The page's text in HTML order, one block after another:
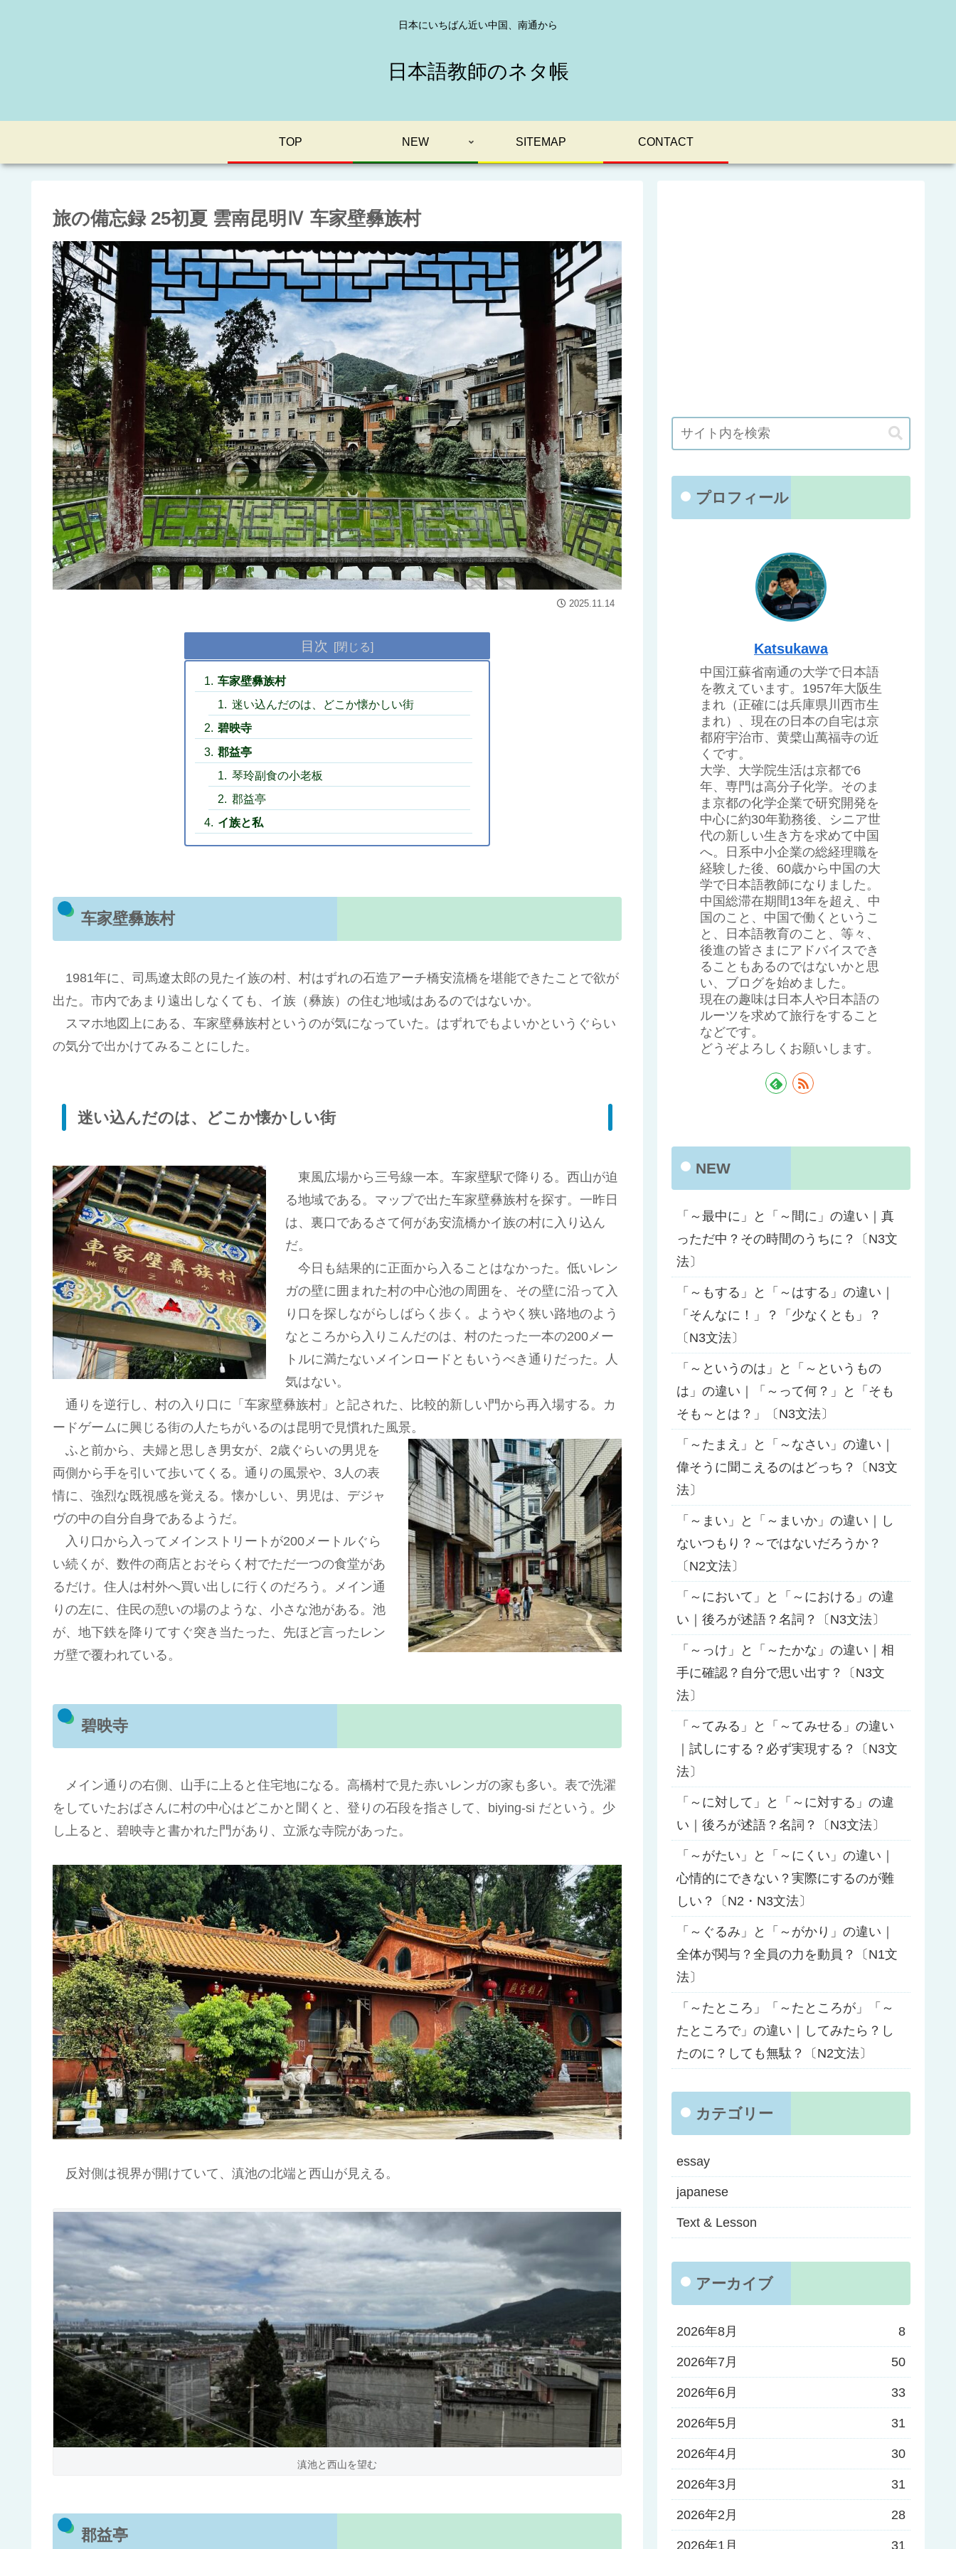
日本にいちばん近い中国、南通から
日本語教師のネタ帳
TOP NEW SITEMAP CONTACT
旅の備忘録 25初夏 雲南昆明Ⅳ 车家壁彝族村
2025.11.14
目次
车家壁彝族村
迷い込んだのは、どこか懐かしい街
碧映寺
郡益亭
琴玲副食の小老板
郡益亭
イ族と私
车家壁彝族村
1981年に、司馬遼太郎の見たイ族の村、村はずれの石造アーチ橋安流橋を堪能できたことで欲が
出た。市内であまり遠出しなくても、イ族（彝族）の住む地域はあるのではないか。
スマホ地図上にある、车家壁彝族村というのが気になっていた。はずれでもよいかというぐらい
の気分で出かけてみることにした。
迷い込んだのは、どこか懐かしい街
東風広場から三号線一本。车家壁駅で降りる。西山が迫
る地域である。マップで出た车家壁彝族村を探す。一昨日
は、裏口であるさて何があ安流橋かイ族の村に入り込ん
だ。
今日も結果的に正面から入ることはなかった。低いレン
ガの壁に囲まれた村の中心池の周囲を、その壁に沿って入
り口を探しながらしばらく歩く。ようやく狭い路地のよう
なところから入りこんだのは、村のたった一本の200メー
トルに満たないメインロードともいうべき通りだった。人
気はない。
通りを逆行し、村の入り口に「车家壁彝族村」と記された、比較的新しい門から再入場する。カ
ードゲームに興じる街の人たちがいるのは昆明で見慣れた風景。
ふと前から、夫婦と思しき男女が、2歳ぐらいの男児を
両側から手を引いて歩いてくる。通りの風景や、3人の表
情に、強烈な既視感を覚える。懐かしい、男児は、デジャ
ヴの中の自分自身であるようだ。
入り口から入ってメインストリートが200メートルぐら
い続くが、数件の商店とおそらく村でただ一つの食堂があ
るだけ。住人は村外へ買い出しに行くのだろう。メイン通
りの左に、住民の憩いの場のような、小さな池がある。池
が、地下鉄を降りてすぐ突き当たった、先ほど言ったレン
ガ壁で覆われている。
碧映寺
メイン通りの右側、山手に上ると住宅地になる。高橋村で見た赤いレンガの家も多い。表で洗濯
をしていたおばさんに村の中心はどこかと聞くと、登りの石段を指さして、biying-si だという。少
し上ると、碧映寺と書かれた門があり、立派な寺院があった。
反対側は視界が開けていて、滇池の北端と西山が見える。
滇池と西山を望む
郡益亭
プロフィール
Katsukawa
中国江蘇省南通の大学で日本語
を教えています。1957年大阪生
まれ（正確には兵庫県川西市生
まれ）、現在の日本の自宅は京
都府宇治市、黄檗山萬福寺の近
くです。
大学、大学院生活は京都で6
年、専門は高分子化学。そのま
ま京都の化学企業で研究開発を
中心に約30年勤務後、シニア世
代の新しい生き方を求めて中国
へ。日系中小企業の総経理職を
経験した後、60歳から中国の大
学で日本語教師になりました。
中国総滞在期間13年を超え、中
国のこと、中国で働くというこ
と、日本語教育のこと、等々、
後進の皆さまにアドバイスでき
ることもあるのではないかと思
い、ブログを始めました。
現在の趣味は日本人や日本語の
ルーツを求めて旅行をすること
などです。
どうぞよろしくお願いします。
NEW
「～最中に」と「～間に」の違い｜真
っただ中？その時間のうちに？〔N3文
法〕
「～もする」と「～はする」の違い｜
「そんなに！」？「少なくとも」？
〔N3文法〕
「～というのは」と「～というもの
は」の違い｜「～って何？」と「そも
そも～とは？」〔N3文法〕
「～たまえ」と「～なさい」の違い｜
偉そうに聞こえるのはどっち？〔N3文
法〕
「～まい」と「～まいか」の違い｜し
ないつもり？～ではないだろうか？
〔N2文法〕
「～において」と「～における」の違
い｜後ろが述語？名詞？〔N3文法〕
「～っけ」と「～たかな」の違い｜相
手に確認？自分で思い出す？〔N3文
法〕
「～てみる」と「～てみせる」の違い
｜試しにする？必ず実現する？〔N3文
法〕
「～に対して」と「～に対する」の違
い｜後ろが述語？名詞？〔N3文法〕
「～がたい」と「～にくい」の違い｜
心情的にできない？実際にするのが難
しい？〔N2・N3文法〕
「～ぐるみ」と「～がかり」の違い｜
全体が関与？全員の力を動員？〔N1文
法〕
「～たところ」「～たところが」「～
たところで」の違い｜してみたら？し
たのに？しても無駄？〔N2文法〕
カテゴリー
essay
japanese
Text & Lesson
アーカイブ
2026年8月 8
2026年7月 50
2026年6月 33
2026年5月 31
2026年4月 30
2026年3月 31
2026年2月 28
2026年1月 31